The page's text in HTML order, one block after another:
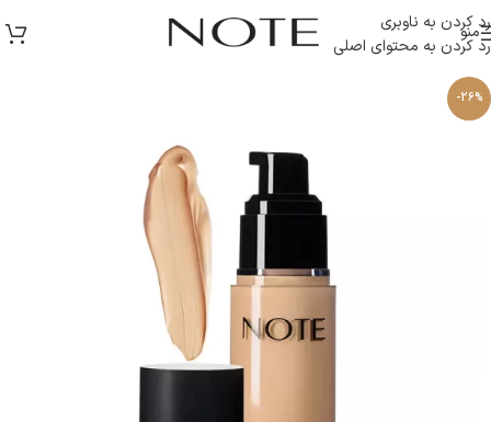
رد کردن به ناوبری
رد کردن به محتوای اصلی
منو
-26%